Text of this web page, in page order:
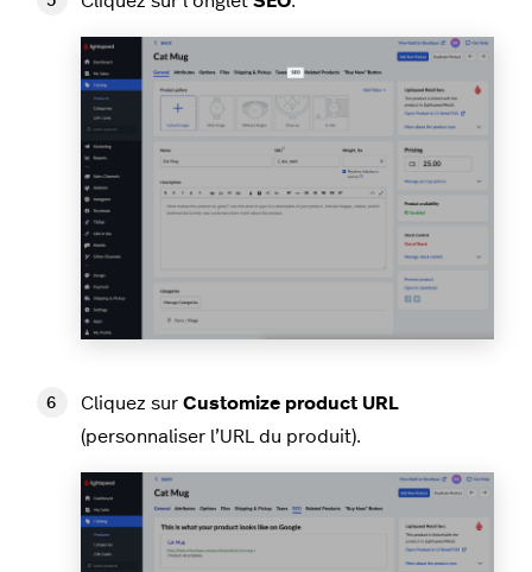
Cliquez sur Customize product URL
(personnaliser l’URL du produit).